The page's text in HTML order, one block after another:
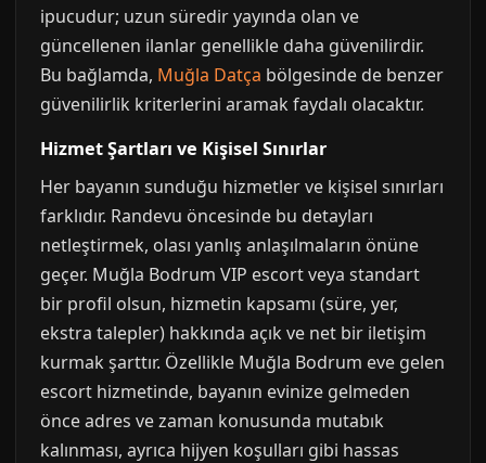
ipucudur; uzun süredir yayında olan ve
güncellenen ilanlar genellikle daha güvenilirdir.
Bu bağlamda, Muğla Datça bölgesinde de benzer
güvenilirlik kriterlerini aramak faydalı olacaktır.
Hizmet Şartları ve Kişisel Sınırlar
Her bayanın sunduğu hizmetler ve kişisel sınırları
farklıdır. Randevu öncesinde bu detayları
netleştirmek, olası yanlış anlaşılmaların önüne
geçer. Muğla Bodrum VIP escort veya standart
bir profil olsun, hizmetin kapsamı (süre, yer,
ekstra talepler) hakkında açık ve net bir iletişim
kurmak şarttır. Özellikle Muğla Bodrum eve gelen
escort hizmetinde, bayanın evinize gelmeden
önce adres ve zaman konusunda mutabık
kalınması, ayrıca hijyen koşulları gibi hassas